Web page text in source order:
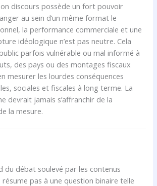
discours possède un fort pouvoir
au sein d’un même format le
la performance commerciale et une
idéologique n’est pas neutre. Cela
parfois vulnérable ou mal informé à
des pays ou des montages fiscaux
mesurer les lourdes conséquences
sociales et fiscales à long terme. La
devrait jamais s’affranchir de la
la mesure.
du débat soulevé par les contenus
résume pas à une question binaire telle